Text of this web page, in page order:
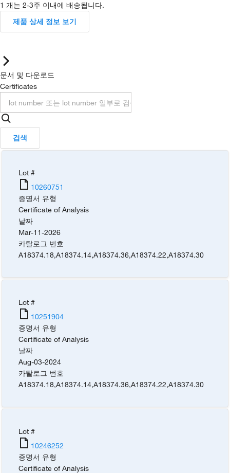
1 개는 2-3주 이내에 배송됩니다.
제품 상세 정보 보기
문서 및 다운로드
Certificates
검색
Lot #
10260751
증명서 유형
Certificate of Analysis
날짜
Mar-11-2026
카탈로그 번호
A18374.18,A18374.14,A18374.36,A18374.22,A18374.30
Lot #
10251904
증명서 유형
Certificate of Analysis
날짜
Aug-03-2024
카탈로그 번호
A18374.18,A18374.14,A18374.36,A18374.22,A18374.30
Lot #
10246252
증명서 유형
Certificate of Analysis